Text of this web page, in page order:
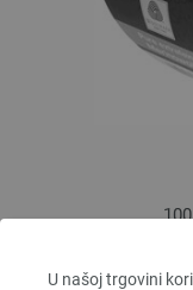
U našoj trgovini